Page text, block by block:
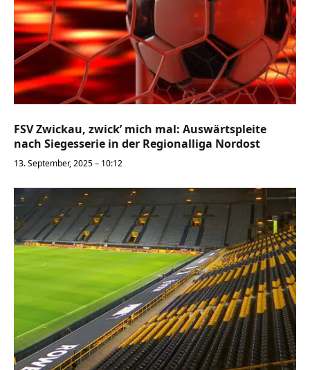
FSV Zwickau, zwick’ mich mal: Auswärtspleite
nach Siegesserie in der Regionalliga Nordost
13. September, 2025 – 10:12